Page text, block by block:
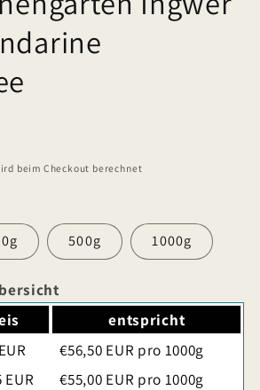
beim Checkout berechnet
500g 1000g
entspricht
€56,50 EUR pro 1000g
EUR
€55,00 EUR pro 1000g